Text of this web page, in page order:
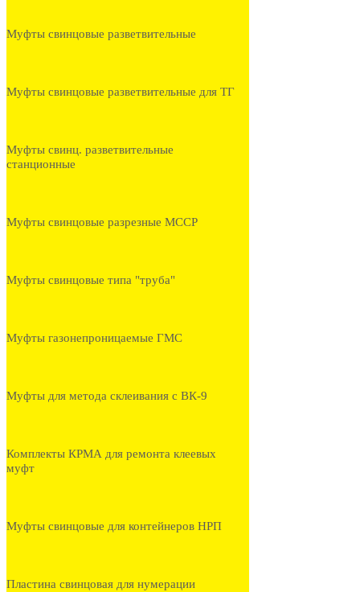
Муфты свинцовые разветвительные
Муфты свинцовые разветвительные для ТГ
Муфты свинц. разветвительные
станционные
Муфты свинцовые разрезные МССР
Муфты свинцовые типа "труба"
Муфты газонепроницаемые ГМС
Муфты для метода склеивания с ВК-9
Комплекты КРМА для ремонта клеевых
муфт
Муфты свинцовые для контейнеров НРП
Пластина свинцовая для нумерации